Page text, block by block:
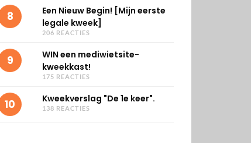
8
Een Nieuw Begin! [Mijn eerste
legale kweek]
206 REACTIES
9
WIN een mediwietsite-
kweekkast!
175 REACTIES
10 Kweekverslag "De 1e keer".
138 REACTIES